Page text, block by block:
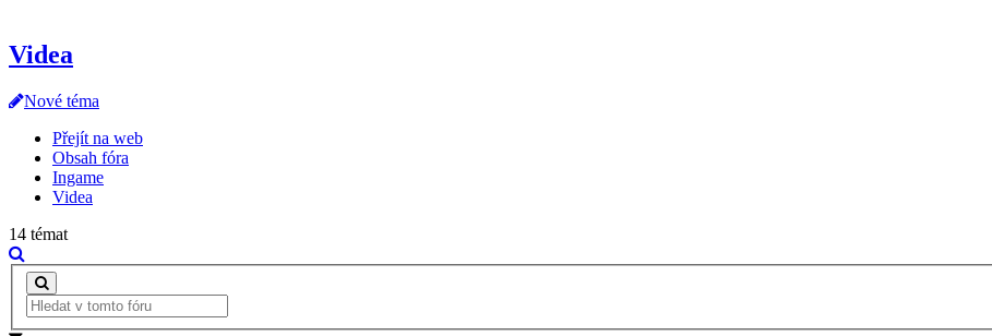
Videa
Nové téma
Přejít na web
Obsah fóra
Ingame
Videa
14 témat